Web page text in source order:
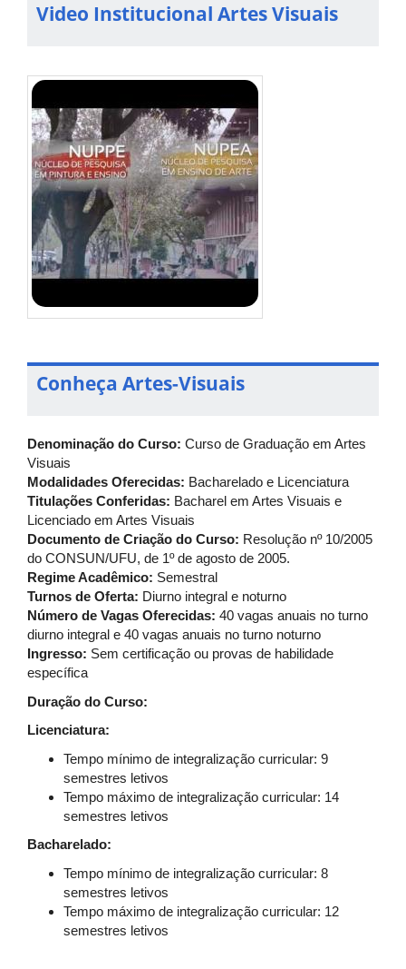
Video Institucional Artes Visuais
Conheça Artes-Visuais
Denominação do Curso: Curso de Graduação em Artes
Visuais
Modalidades Oferecidas: Bacharelado e Licenciatura
Titulações Conferidas: Bacharel em Artes Visuais e
Licenciado em Artes Visuais
Documento de Criação do Curso: Resolução nº 10/2005
do CONSUN/UFU, de 1º de agosto de 2005.
Regime Acadêmico: Semestral
Turnos de Oferta: Diurno integral e noturno
Número de Vagas Oferecidas: 40 vagas anuais no turno
diurno integral e 40 vagas anuais no turno noturno
Ingresso: Sem certificação ou provas de habilidade
específica
Duração do Curso:
Licenciatura:
Tempo mínimo de integralização curricular: 9
semestres letivos
Tempo máximo de integralização curricular: 14
semestres letivos
Bacharelado:
Tempo mínimo de integralização curricular: 8
semestres letivos
Tempo máximo de integralização curricular: 12
semestres letivos